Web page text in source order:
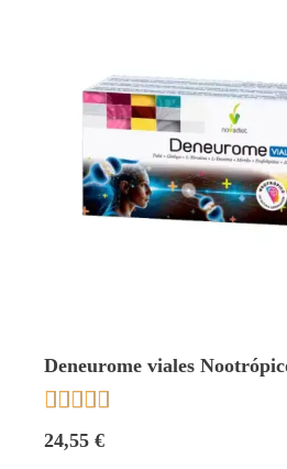
Deneurome viales
Novadiet

24,55 €